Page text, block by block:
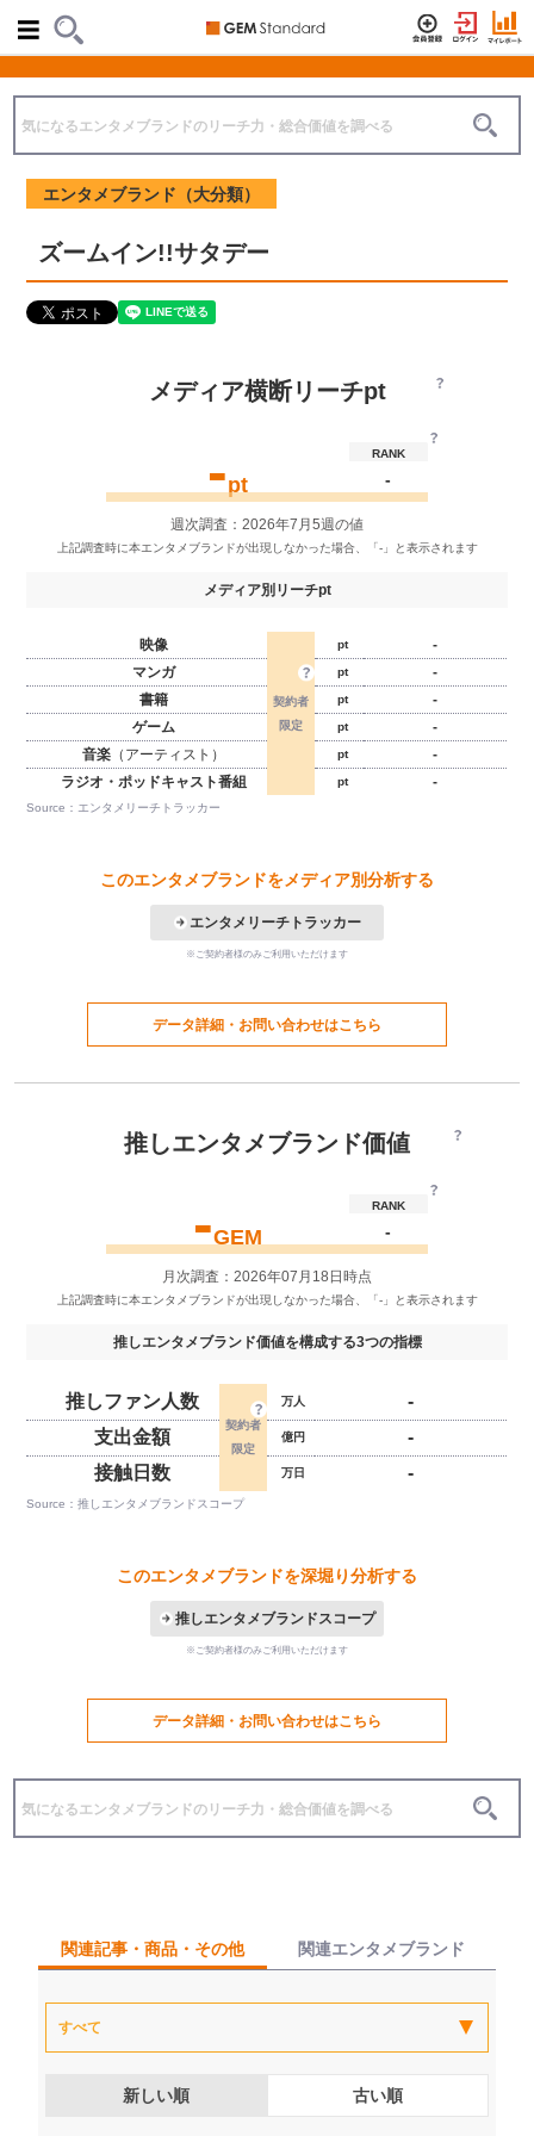
エンタメブランド（大分類）
ズームイン!!サタデー
メディア横断リーチpt
-pt
RANK
-
週次調査：2026年7月5週の値
メディア別リーチpt
映像 pt
-
マンガ
pt
-
書籍
pt
-
ゲーム
pt
-
音楽（アーティスト） pt
-
ラジオ・ポッドキャスト番組
pt -
Source：エンタメリーチトラッカー
このエンタメブランドをメディア別分析する
エンタメリーチトラッカー
※ご契約者様のみご利用いただけます
データ詳細・お問い合わせはこちら
推しエンタメブランド価値
-GEM
RANK
-
月次調査：2026年07月18日時点
推しエンタメブランド価値を構成する3つの指標
推しファン人数 万人
-
支出金額
億円
-
接触日数
万日 -
Source：推しエンタメブランドスコープ
このエンタメブランドを深堀り分析する
推しエンタメブランドスコープ
※ご契約者様のみご利用いただけます
データ詳細・お問い合わせはこちら
関連記事・商品・その他 関連エンタメブランド
新しい順 古い順